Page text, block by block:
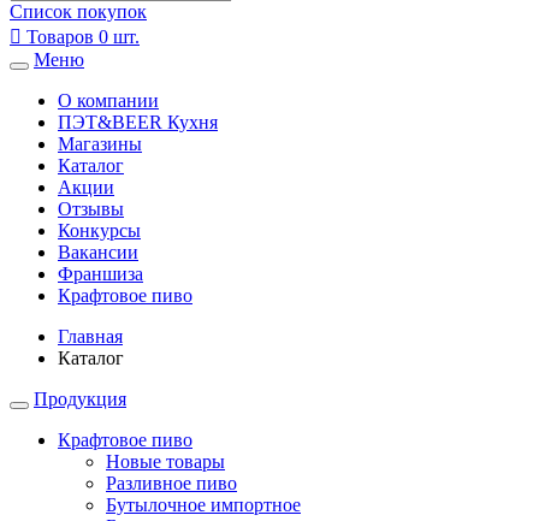
Список покупок
 Товаров 0 шт.
Меню
О компании
ПЭТ&BEER Кухня
Магазины
Каталог
Акции
Отзывы
Конкурсы
Вакансии
Франшиза
Крафтовое пиво
Главная
Каталог
Продукция
Крафтовое пиво
Новые товары
Разливное пиво
Бутылочное импортное